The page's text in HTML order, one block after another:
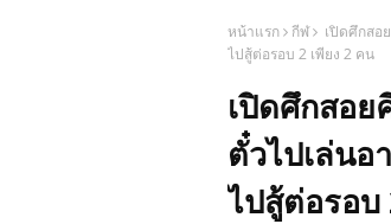
หน้าแรก กีฬ
เปิดศึกสอ
ไปสู้ต่อรอบ 2 เพียง 2 คน
เปิดศึกสอย
ตั๋วไปเล่น
ไปสู้ต่อรอบ